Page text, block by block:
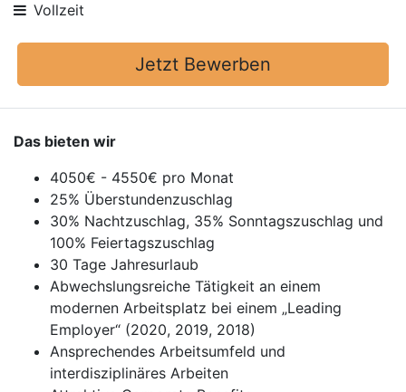
Vollzeit
Jetzt Bewerben
Das bieten wir
4050€ - 4550€ pro Monat
25% Überstundenzuschlag
30% Nachtzuschlag, 35% Sonntagszuschlag und
100% Feiertagszuschlag
30 Tage Jahresurlaub
Abwechslungsreiche Tätigkeit an einem
modernen Arbeitsplatz bei einem „Leading
Employer“ (2020, 2019, 2018)
Ansprechendes Arbeitsumfeld und
interdisziplinäres Arbeiten